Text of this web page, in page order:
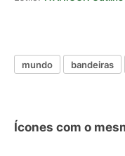
mundo bandeiras
Ícones com o